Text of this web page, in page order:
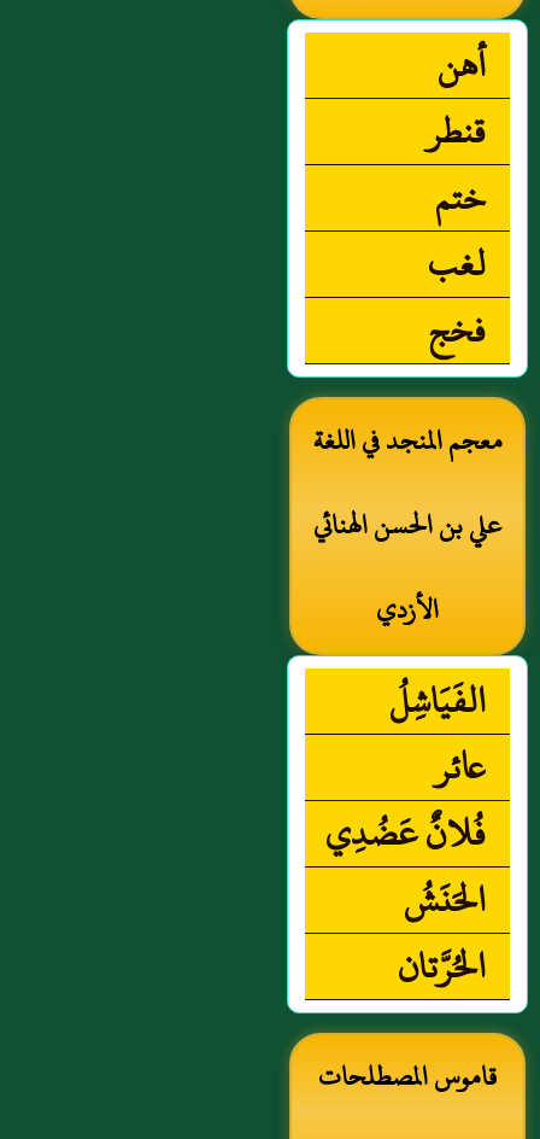
أهن
قنطر
ختم
لغب
فخج
معجم المنجد في اللغة
علي بن الحسن الهنائي
الأزدي
الفَيَاشِلُ
عائر
فُلانٌ عَضُدِي
الحَنَشُ
الحُرَّتان
قاموس المصطلحات